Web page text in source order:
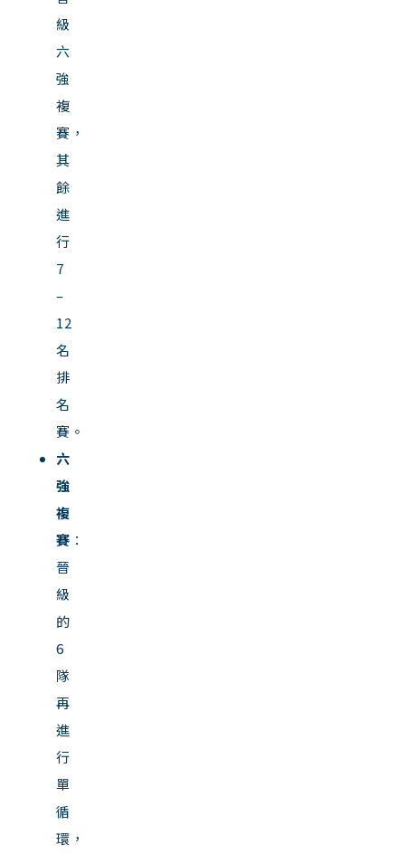
級
六
強
複
賽，
其
餘
進
行
7
–
12
名
排
名
賽。
六
強
複
賽 ：
晉
級
的
6
隊
再
進
行
單
循
環，